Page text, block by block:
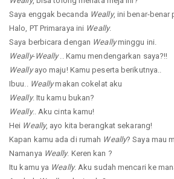
Saya enggak becanda Weally, ini benar-benar
Halo, PT Primaraya ini Weally.
Saya berbicara dengan Weallyminggu ini.
Weally-Weally.. Kamu mendengarkan saya?!!
Weallyayo maju! Kamu peserta berikutnya..
Ibuu..
Weallymakan cokelat aku
Weally. Itu kamu bukan?
Weally.. Aku cinta kamu!
Hei Weally, ayo kita berangkat sekarang!
Kapan kamu ada di rumah Weally? Saya mau
Namanya Weally. Keren kan ?
Itu kamu ya Weally. Aku sudah mencari ke